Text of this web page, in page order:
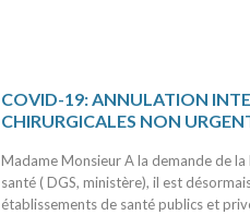
COVID-19: ANNULATION
CHIRURGICALES NON
Madame Monsieur A la demande de
santé ( DGS, ministère), il est
établissements de santé publics et